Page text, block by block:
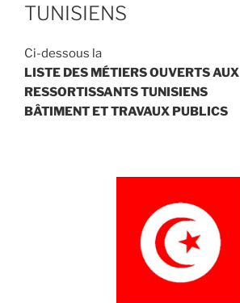
TUNISIENS
Ci-dessous la
LISTE DES MÉTIERS OUVERTS AUX
RESSORTISSANTS TUNISIENS
BÂTIMENT ET TRAVAUX PUBLICS